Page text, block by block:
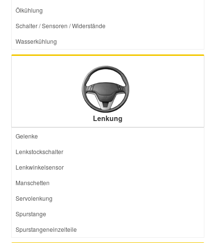
Ölkühlung
Schalter / Sensoren / Widerstände
Wasserkühlung
Lenkung
Gelenke
Lenkstockschalter
Lenkwinkelsensor
Manschetten
Servolenkung
Spurstange
Spurstangeneinzelteile